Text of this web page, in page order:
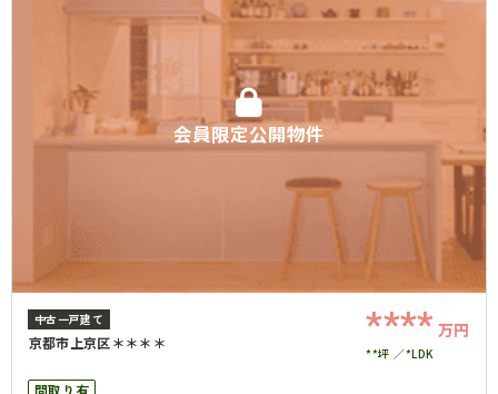
会員限定公開物件
中古一戸建て
京都市上京区＊＊＊＊ **** 万円
**坪 *LDK
間取り有